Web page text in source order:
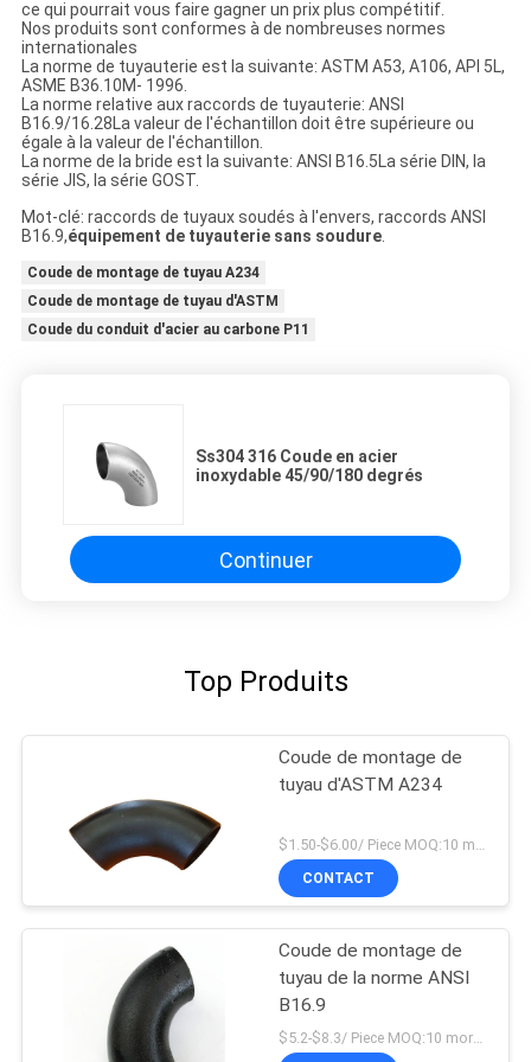
ce qui pourrait vous faire gagner un prix plus compétitif.
Nos produits sont conformes à de nombreuses normes
internationales
La norme de tuyauterie est la suivante: ASTM A53, A106, API 5L,
ASME B36.10M- 1996.
La norme relative aux raccords de tuyauterie: ANSI
B16.9/16.28La valeur de l'échantillon doit être supérieure ou
égale à la valeur de l'échantillon.
La norme de la bride est la suivante: ANSI B16.5La série DIN, la
série JIS, la série GOST.
Mot-clé: raccords de tuyaux soudés à l'envers, raccords ANSI
B16.9,équipement de tuyauterie sans soudure.
Coude de montage de tuyau A234
Coude de montage de tuyau d'ASTM
Coude du conduit d'acier au carbone P11
Ss304 316 Coude en acier
inoxydable 45/90/180 degrés
Continuer
Top Produits
Coude de montage de
tuyau d'ASTM A234
$1.50-$6.00/ Piece MOQ:10 morceaux
CONTACT
Coude de montage de
tuyau de la norme ANSI
B16.9